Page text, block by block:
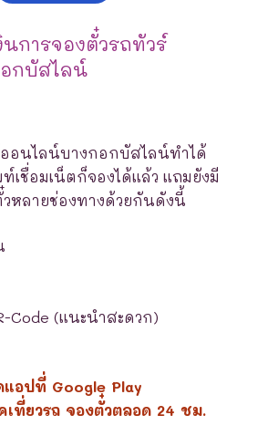
นการจองตั๋วรถทัวร์
กบัสไลน์
อนไลน์บางกอกบัสไลน์ทำได้
เชื่อมเน็ตก็จองได้แล้ว แถมยังมี
วหลายช่องทางด้วยกันดังนี้
Code (แนะนำสะดวก)
อปที่ Google Play
เที่ยวรถ จองตั๋วตลอด 24 ชม.